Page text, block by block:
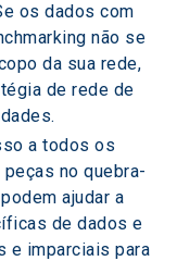
os dados com
não se
da sua rede,
de rede de
a todos os
no quebra-
ajudar a
de dados e
e imparciais para